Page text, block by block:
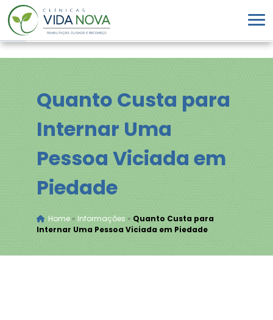
Quanto Custa para
Internar Uma
Pessoa Viciada em
Piedade
Home» Informações » Quanto Custa para
Internar Uma Pessoa Viciada em Piedade